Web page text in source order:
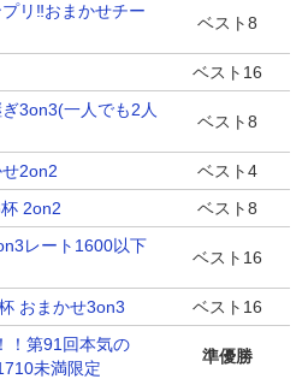
リ‼️おまかせチー
ベスト8
ベスト16
3on3(一人でも2人
ベスト8
2on2
ベスト4
2on2
ベスト8
レート1600以下
ベスト16
おまかせ3on3
ベスト16
！第91回本気の
未満限定
準優勝